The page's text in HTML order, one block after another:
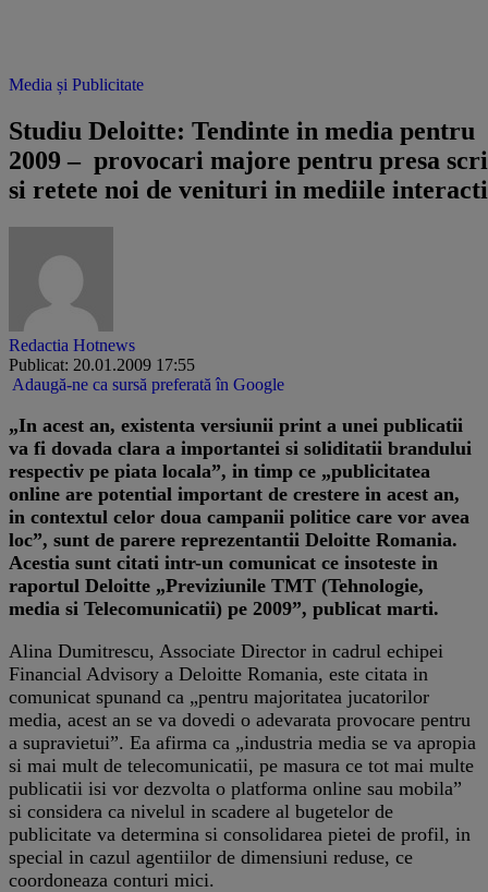
Media și Publicitate
Studiu Deloitte: Tendinte in media pentru
2009 – provocari majore pentru presa
si retete noi de venituri in mediile
Redactia Hotnews
Publicat: 20.01.2009 17:55
Adaugă-ne ca sursă preferată în Google
„In acest an, existenta versiunii print a unei publicatii
va fi dovada clara a importantei si soliditatii brandului
respectiv pe piata locala”, in timp ce „publicitatea
online are potential important de crestere in acest an,
in contextul celor doua campanii politice care vor avea
loc”, sunt de parere reprezentantii Deloitte Romania.
Acestia sunt citati intr-un comunicat ce insoteste in
raportul Deloitte „Previziunile TMT (Tehnologie,
media si Telecomunicatii) pe 2009”, publicat marti.
Alina Dumitrescu, Associate Director in cadrul echipei
Financial Advisory a Deloitte Romania, este citata in
comunicat spunand ca „pentru majoritatea jucatorilor
media, acest an se va dovedi o adevarata provocare pentru
a supravietui”. Ea afirma ca „industria media se va apropia
si mai mult de telecomunicatii, pe masura ce tot mai multe
publicatii isi vor dezvolta o platforma online sau mobila”
si considera ca nivelul in scadere al bugetelor de
publicitate va determina si consolidarea pietei de profil, in
special in cazul agentiilor de dimensiuni reduse, ce
coordoneaza conturi mici.